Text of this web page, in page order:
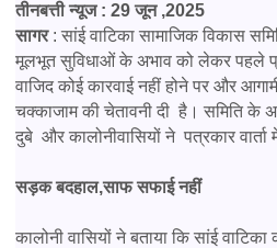
तीनबत्ती न्यूज : 29 जून ,2025
सागर: सांई वाटिका सामाजिक विकास
मूलभूत सुविधाओं के अभाव को लेकर पहले
वाजिद कोई कारवाई नहीं होने पर और
चक्काजाम की चेतावनी दी है। समिति के
दुबे और कालोनीवासियों ने पत्रकार वार्ता
सड़क बदहाल,साफ सफाई नहीं
कालोनी वासियों ने बताया कि सांई